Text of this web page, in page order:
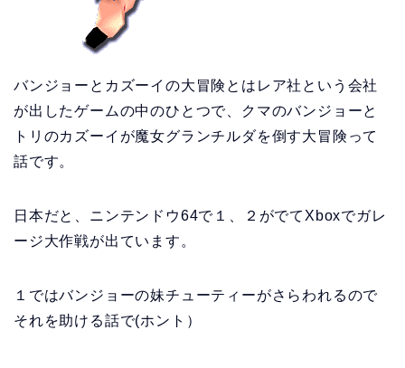
バンジョーとカズーイの大冒険とはレア社という会社
が出したゲームの中のひとつで、クマのバンジョーと
トリのカズーイが魔女グランチルダを倒す大冒険って
話です。
日本だと、ニンテンドウ64で１、２がでてXboxでガレ
ージ大作戦が出ています。
１ではバンジョーの妹チューティーがさらわれるので
それを助ける話で(ホント）